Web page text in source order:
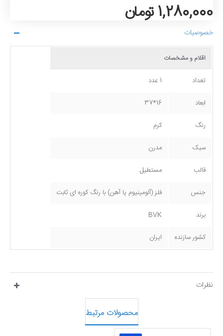
1,280,000 تومان
خصوصیات
اقلام و مشخصات
تعداد 1 عدد
ابعاد 16*37
رنگ کرم
سبک مدرن
قالب مستطیل
جنس فلز (آلومینیوم یا آهن) با رنگ کوره ای ثابت
برند BVK
کشور سازنده ایران
نظرات
محصولات مرتبط